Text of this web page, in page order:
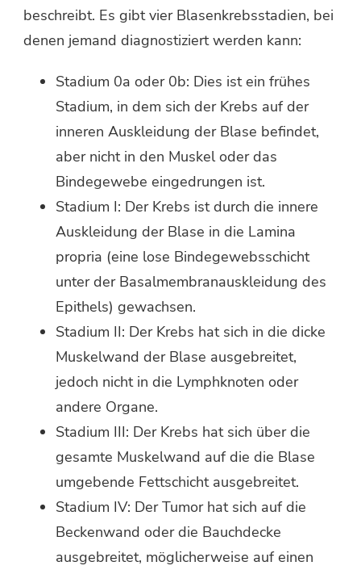
beschreibt. Es gibt vier Blasenkrebsstadien, bei
denen jemand diagnostiziert werden kann:
Stadium 0a oder 0b: Dies ist ein frühes
Stadium, in dem sich der Krebs auf der
inneren Auskleidung der Blase befindet,
aber nicht in den Muskel oder das
Bindegewebe eingedrungen ist.
Stadium I: Der Krebs ist durch die innere
Auskleidung der Blase in die Lamina
propria (eine lose Bindegewebsschicht
unter der Basalmembranauskleidung des
Epithels) gewachsen.
Stadium II: Der Krebs hat sich in die dicke
Muskelwand der Blase ausgebreitet,
jedoch nicht in die Lymphknoten oder
andere Organe.
Stadium III: Der Krebs hat sich über die
gesamte Muskelwand auf die die Blase
umgebende Fettschicht ausgebreitet.
Stadium IV: Der Tumor hat sich auf die
Beckenwand oder die Bauchdecke
ausgebreitet, möglicherweise auf einen